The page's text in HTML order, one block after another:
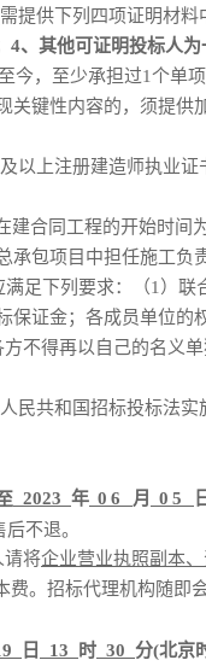
供下列四项证明材料
4、其他可证明投标人
今，至少承担过1个单
关键性内容的，须提供
以上注册建造师执业证
合同工程的开始时
承包项目中担任施工
足下列要求：（1）联
证金；各成员单位
不得再以自己的名义
民共和国招标投标法
2023 年 06 月 05
不退。
请将企业营业执照副本
费。招标代理机构随
日 13 时 30 分(北京